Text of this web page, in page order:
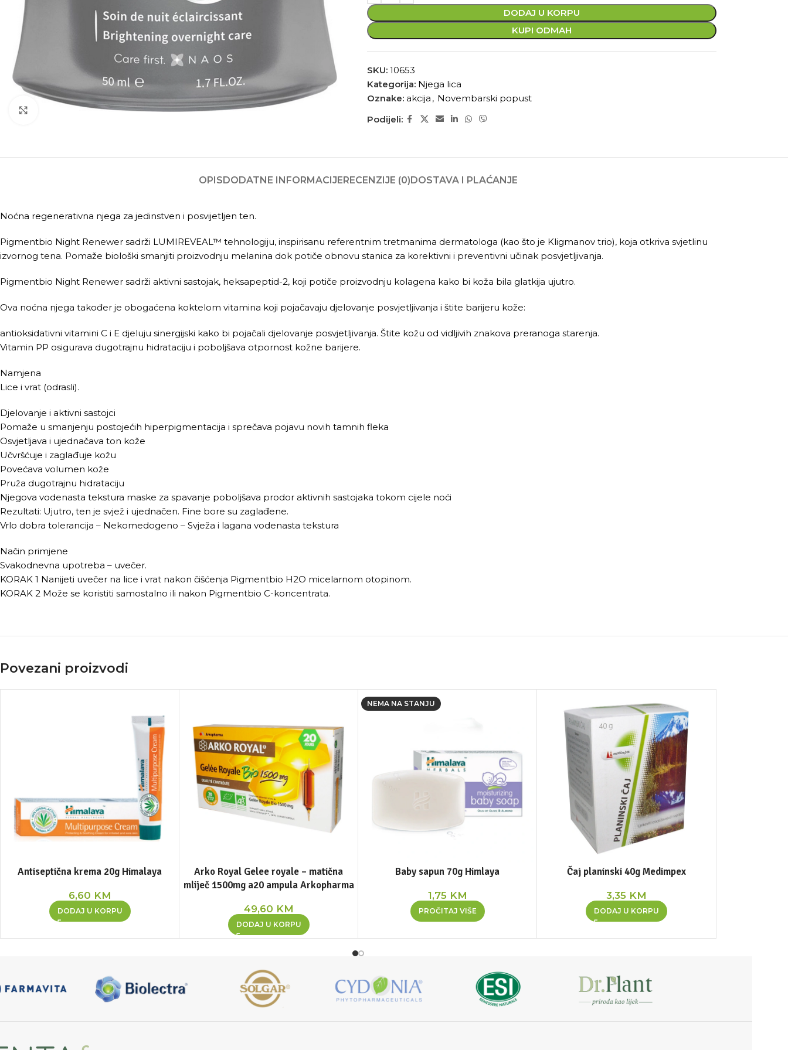
Kliknite za povećanje
DODAJ U KORPU
KUPI ODMAH
SKU: 10653
Kategorija: Njega lica
Oznake: akcija , Novembarski popust
Podijeli:
OPISDODATNE INFORMACIJERECENZIJE (0)DOSTAVA I PLAĆANJE
Noćna regenerativna njega za jedinstven i posvijetljen ten.
Pigmentbio Night Renewer sadrži LUMIREVEAL™ tehnologiju, inspirisanu referentnim tretmanima dermatologa (kao što je Kligmanov trio), koja otkriva svjetlinu
izvornog tena. Pomaže biološki smanjiti proizvodnju melanina dok potiče obnovu stanica za korektivni i preventivni učinak posvjetljivanja.
Pigmentbio Night Renewer sadrži aktivni sastojak, heksapeptid-2, koji potiče proizvodnju kolagena kako bi koža bila glatkija ujutro.
Ova noćna njega također je obogaćena koktelom vitamina koji pojačavaju djelovanje posvjetljivanja i štite barijeru kože:
antioksidativni vitamini C i E djeluju sinergijski kako bi pojačali djelovanje posvjetljivanja. Štite kožu od vidljivih znakova preranoga starenja.
Vitamin PP osigurava dugotrajnu hidrataciju i poboljšava otpornost kožne barijere.
Namjena
Lice i vrat (odrasli).
Djelovanje i aktivni sastojci
Pomaže u smanjenju postojećih hiperpigmentacija i sprečava pojavu novih tamnih fleka
Osvjetljava i ujednačava ton kože
Učvršćuje i zaglađuje kožu
Povećava volumen kože
Pruža dugotrajnu hidrataciju
Njegova vodenasta tekstura maske za spavanje poboljšava prodor aktivnih sastojaka tokom cijele noći
Rezultati: Ujutro, ten je svjež i ujednačen. Fine bore su zaglađene.
Vrlo dobra tolerancija – Nekomedogeno – Svježa i lagana vodenasta tekstura
Način primjene
Svakodnevna upotreba – uvečer.
KORAK 1 Nanijeti uvečer na lice i vrat nakon čišćenja Pigmentbio H2O micelarnom otopinom.
KORAK 2 Može se koristiti samostalno ili nakon Pigmentbio C-koncentrata.
Povezani proizvodi
Antiseptična krema 20g Himalaya
6,60 KM
DODAJ U KORPU
Arko Royal Gelee royale – matična
mliječ 1500mg a20 ampula Arkopharma
49,60 KM
DODAJ U KORPU
NEMA NA STANJU
Baby sapun 70g Himlaya
1,75 KM
PROČITAJ VIŠE
Čaj planinski 40g Medimpex
3,35 KM
DODAJ U KORPU